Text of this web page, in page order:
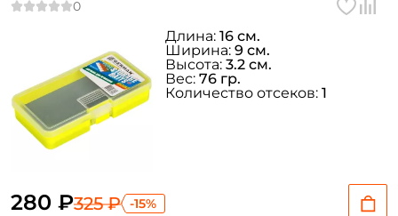
280 ₽325 ₽ -15%
Длина: 16 см.
Ширина: 9 см.
Высота: 3.2 см.
Вес: 76 гр.
Количество отсеков: 1